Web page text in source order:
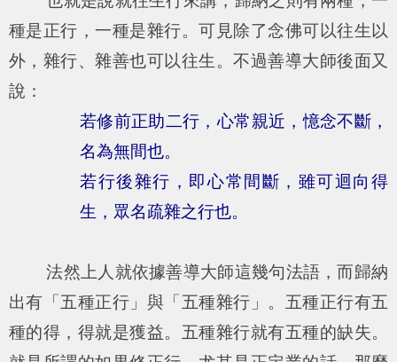
種是正行，一種是雜行。可見除了念佛可以往生以
外，雜行、雜善也可以往生。不過善導大師後面又
說：
若修前正助二行，心常親近，憶念不斷，
名為無間也。
若行後雜行，即心常間斷，雖可迴向得
生，眾名疏雜之行也。
法然上人就依據善導大師這幾句法語，而歸納
出有「五種正行」與「五種雜行」。五種正行有五
種的得，得就是獲益。五種雜行就有五種的缺失。